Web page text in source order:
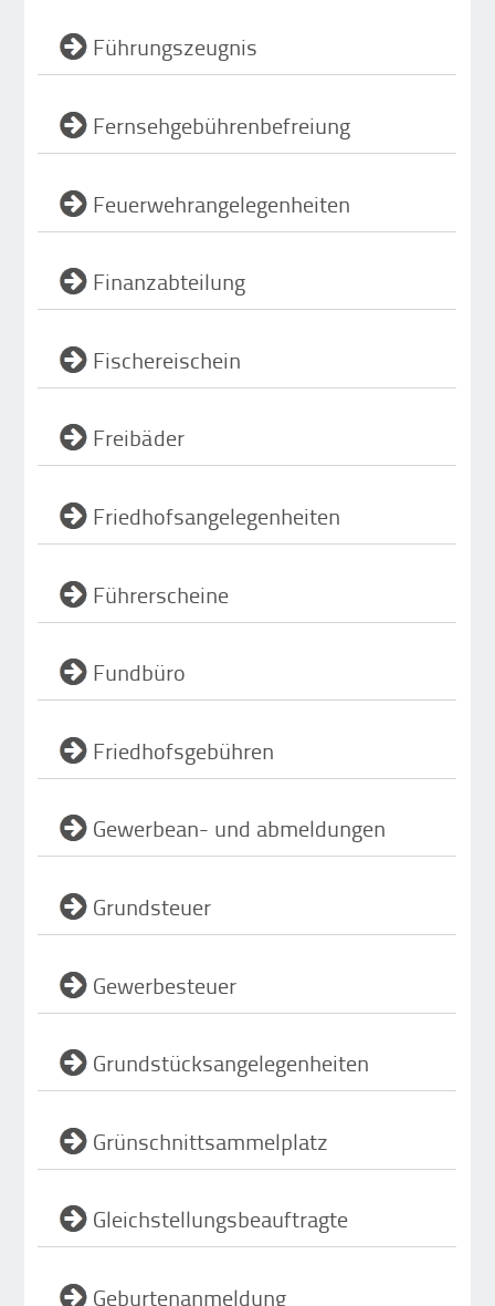
Führungszeugnis
Fernsehgebührenbefreiung
Feuerwehrangelegenheiten
Finanzabteilung
Fischereischein
Freibäder
Friedhofsangelegenheiten
Führerscheine
Fundbüro
Friedhofsgebühren
Gewerbean- und abmeldungen
Grundsteuer
Gewerbesteuer
Grundstücksangelegenheiten
Grünschnittsammelplatz
Gleichstellungsbeauftragte
Geburtenanmeldung